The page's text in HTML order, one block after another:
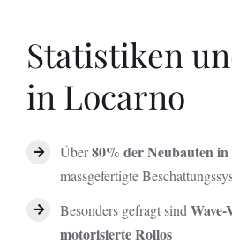
Statistiken
in Locarno
Über80% der Neubauten
massgefertigte
Besonders gefragt sind
motorisierte Rollos